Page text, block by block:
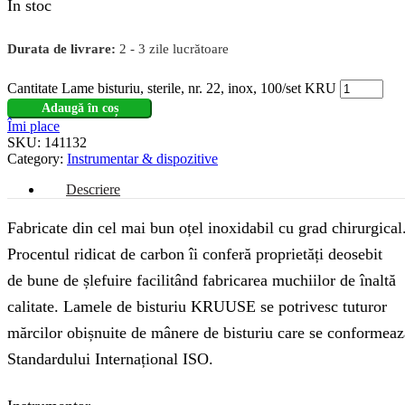
În stoc
Durata de livrare: 2 - 3 zile lucrătoare
Cantitate Lame bisturiu, sterile, nr. 22, inox, 100/set KRU
Adaugă în coș
Îmi place
SKU: 141132
Category: Instrumentar & dispozitive
Descriere
Fabricate din cel mai bun oțel inoxidabil cu grad
Procentul ridicat de carbon îi conferă proprietăți deosebit
de bune de șlefuire facilitând fabricarea muchiilor de înaltă
calitate. Lamele de bisturiu KRUUSE se potrivesc tuturor
mărcilor obișnuite de mânere de bisturiu care se
Standardului Internațional ISO.